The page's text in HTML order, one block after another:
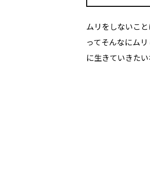
ムリをしないこ
ってそんなにム
に生きていきた